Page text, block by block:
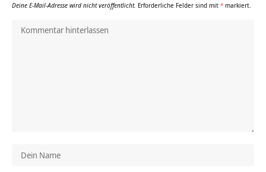
Deine E-Mail-Adresse wird nicht veröffentlicht. Erforderliche Felder sind mit * markiert.